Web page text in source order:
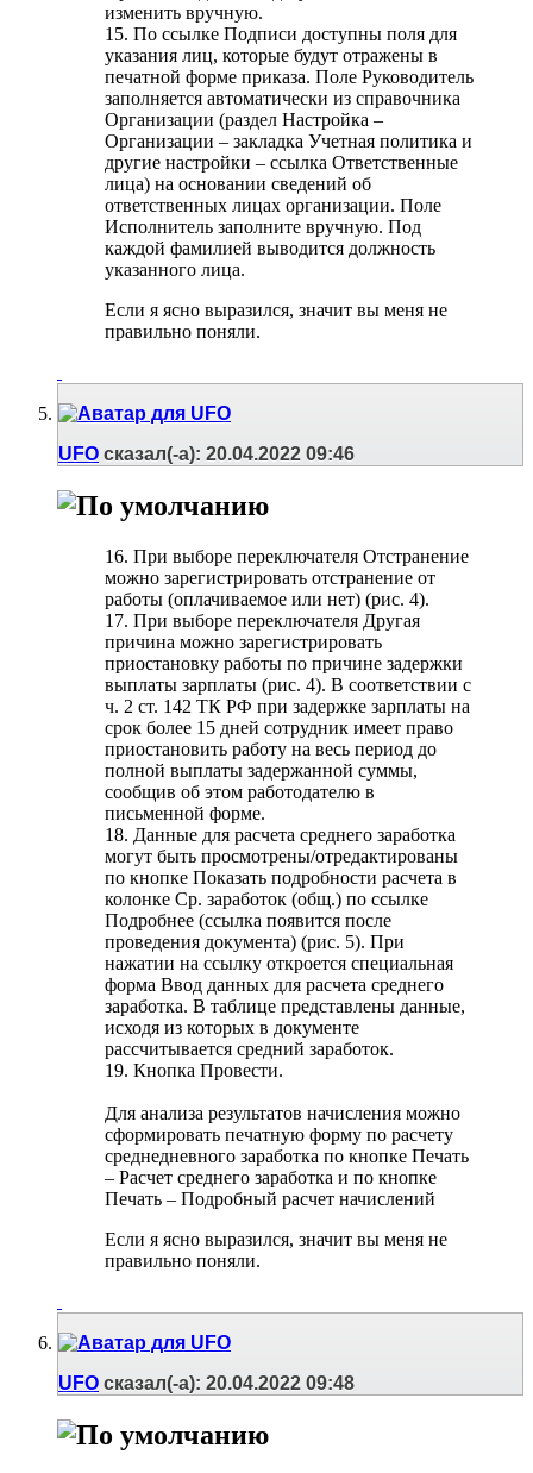
изменить вручную.
15. По ссылке Подписи доступны поля для
указания лиц, которые будут отражены в
печатной форме приказа. Поле Руководитель
заполняется автоматически из справочника
Организации (раздел Настройка –
Организации – закладка Учетная политика и
другие настройки – ссылка Ответственные
лица) на основании сведений об
ответственных лицах организации. Поле
Исполнитель заполните вручную. Под
каждой фамилией выводится должность
указанного лица.
Если я ясно выразился, значит вы меня не
правильно поняли.
UFO сказал(-а): 20.04.2022 09:46
16. При выборе переключателя Отстранение
можно зарегистрировать отстранение от
работы (оплачиваемое или нет) (рис. 4).
17. При выборе переключателя Другая
причина можно зарегистрировать
приостановку работы по причине задержки
выплаты зарплаты (рис. 4). В соответствии с
ч. 2 ст. 142 ТК РФ при задержке зарплаты на
срок более 15 дней сотрудник имеет право
приостановить работу на весь период до
полной выплаты задержанной суммы,
сообщив об этом работодателю в
письменной форме.
18. Данные для расчета среднего заработка
могут быть просмотрены/отредактированы
по кнопке Показать подробности расчета в
колонке Ср. заработок (общ.) по ссылке
Подробнее (ссылка появится после
проведения документа) (рис. 5). При
нажатии на ссылку откроется специальная
форма Ввод данных для расчета среднего
заработка. В таблице представлены данные,
исходя из которых в документе
рассчитывается средний заработок.
19. Кнопка Провести.
Для анализа результатов начисления можно
сформировать печатную форму по расчету
среднедневного заработка по кнопке Печать
– Расчет среднего заработка и по кнопке
Печать – Подробный расчет начислений
Если я ясно выразился, значит вы меня не
правильно поняли.
UFO сказал(-а): 20.04.2022 09:48